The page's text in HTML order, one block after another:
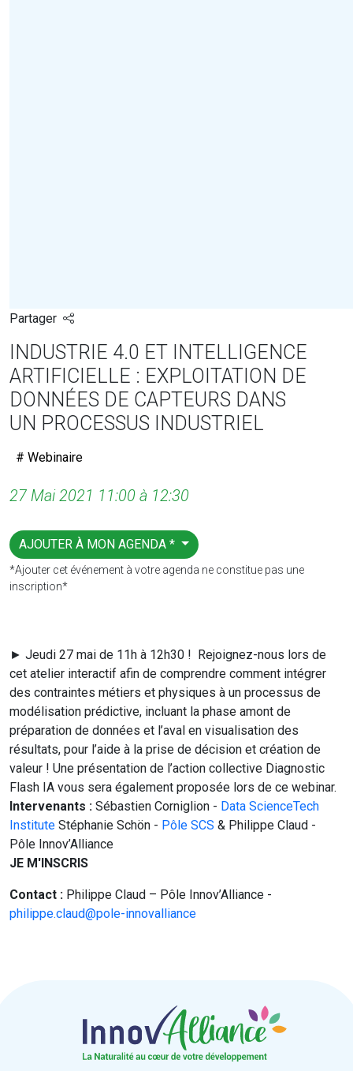
Partager
INDUSTRIE 4.0 ET INTELLIGENCE
ARTIFICIELLE : EXPLOITATION DE
DONNÉES DE CAPTEURS DANS
UN PROCESSUS INDUSTRIEL
# Webinaire
27 Mai 2021 11:00 à 12:30
AJOUTER À MON AGENDA *
*Ajouter cet événement à votre agenda ne constitue pas une
inscription*
► Jeudi 27 mai de 11h à 12h30 ! Rejoignez-nous lors de
cet atelier interactif afin de comprendre comment intégrer
des contraintes métiers et physiques à un processus de
modélisation prédictive, incluant la phase amont de
préparation de données et l’aval en visualisation des
résultats, pour l’aide à la prise de décision et création de
valeur ! Une présentation de l’action collective Diagnostic
Flash IA vous sera également proposée lors de ce webinar.
Intervenants : Sébastien Corniglion - Data ScienceTech
Institute Stéphanie Schön - Pôle SCS & Philippe Claud -
Pôle Innov’Alliance
JE M'INSCRIS
Contact : Philippe Claud – Pôle Innov’Alliance -
philippe.claud@pole-innovalliance